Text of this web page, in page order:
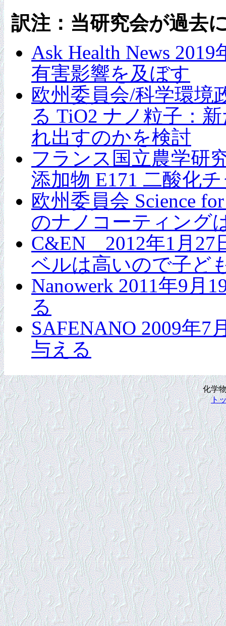
訳注：当研究会が過去
Ask Health News
有害影響を及ぼす
欧州委員会/科学環
る TiO2 ナノ粒子：
れ出すのかを検討
フランス国立農学研
添加物 E171 二酸化
欧州委員会 Science
のナノコーティング
C&EN 2012年1月27
ベルは高いので子ど
Nanowerk 2011年9
る
SAFENANO 2009年
与える
化学
ト